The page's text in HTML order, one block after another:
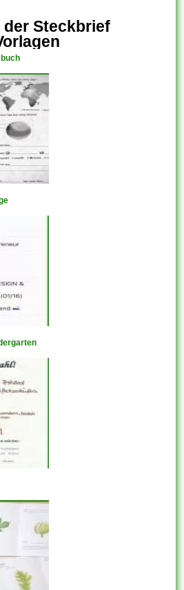
Steckbrief